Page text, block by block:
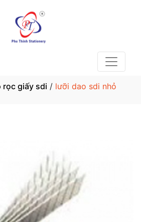
rọc giấy sdi / lưỡi dao sdi nhỏ